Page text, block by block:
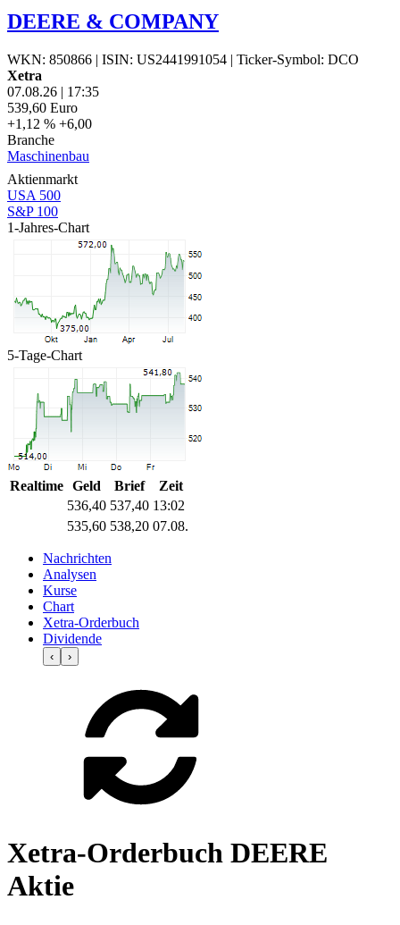
DEERE & COMPANY
WKN: 850866 | ISIN: US2441991054 | Ticker-Symbol: DCO
Xetra
07.08.26 | 17:35
539,60 Euro
+1,12 % +6,00
Branche
Maschinenbau
Aktienmarkt
USA 500
S&P 100
1-Jahres-Chart
5-Tage-Chart
Realtime Geld Brief
Zeit
536,40 537,40 13:02
535,60 538,20 07.08.
Nachrichten
Analysen
Kurse
Chart
Xetra-Orderbuch
Dividende
‹ ›
Xetra-Orderbuch DEERE
Aktie